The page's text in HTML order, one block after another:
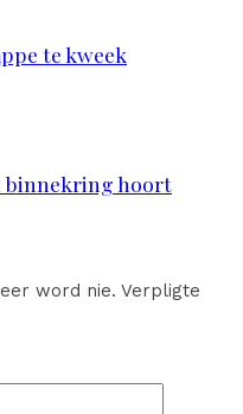
te kweek
binnekring hoort
word nie. Verpligte